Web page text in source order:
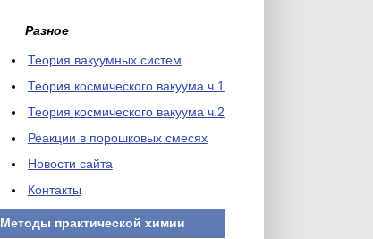
Разное
Теория вакуумных систем
Теория космического вакуума ч.1
Теория космического вакуума ч.2
Реакции в порошковых смесях
Новости сайта
Контакты
Методы практической химии